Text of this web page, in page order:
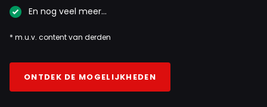
En nog veel meer…
* m.u.v. content van derden
ONTDEK DE MOGELIJKHEDEN